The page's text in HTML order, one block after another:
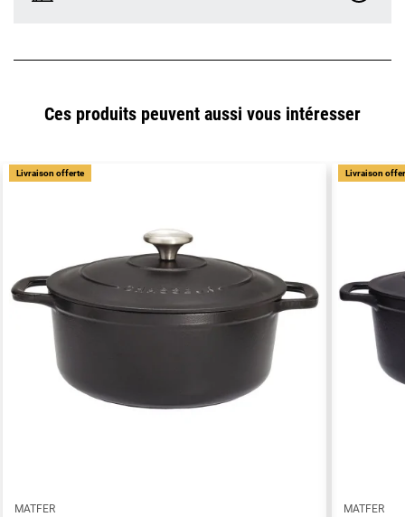
Ces produits peuvent aussi vous intéresser
MATFER
Livraison offerte
MATFER
Livraison